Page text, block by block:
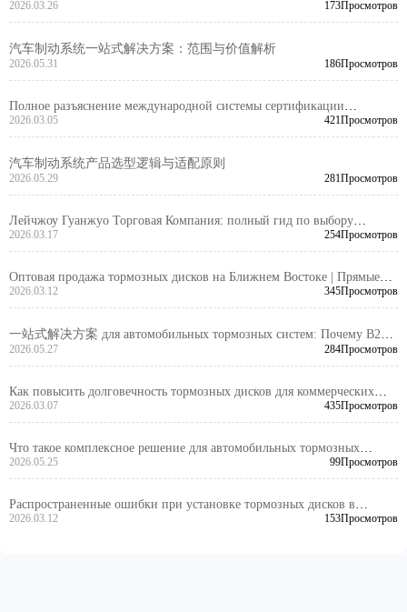
грузовиков должны соответствовать стандарту IATF TS16949?
2026.03.26 173Просмотров
汽车制动系统一站式解决方案：范围与价值解析
2026.05.31 186Просмотров
Полное разъяснение международной системы сертификации
тормозных колодок автомобилей: детальное описание требованиям
VCA COP-ревизии и сертификации EMARK - Лайчжоу Гуаньцжуан
2026.03.05 421Просмотров
汽车制动系统产品选型逻辑与适配原则
2026.05.29 281Просмотров
Лейчжоу Гуанжуо Торговая Компания: полный гид по выбору
тормозных дисков для легковых и коммерческих автомобилей
2026.03.17 254Просмотров
Оптовая продажа тормозных дисков на Ближнем Востоке | Прямые
продажи от производителя, снижение затрат на закупку
2026.03.12 345Просмотров
一站式解决方案 для автомобильных тормозных систем: Почему B2B -
закупки все чаще обращаются к整套交付
2026.05.27 284Просмотров
Как повысить долговечность тормозных дисков для коммерческих
автомобилей? Анализ высокопрочного серого чугуна и термической
обработки - Лайчжоу Гуанчжуан Трейдинг Ко., Лтд.
2026.03.07 435Просмотров
Что такое комплексное решение для автомобильных тормозных
систем: от единичных товаров до глобальной поставки комплектов
2026.05.25 99Просмотров
Распространенные ошибки при установке тормозных дисков в
автосервисах | Точность позиционирования отверстий и процесс
2026.03.12 153Просмотров